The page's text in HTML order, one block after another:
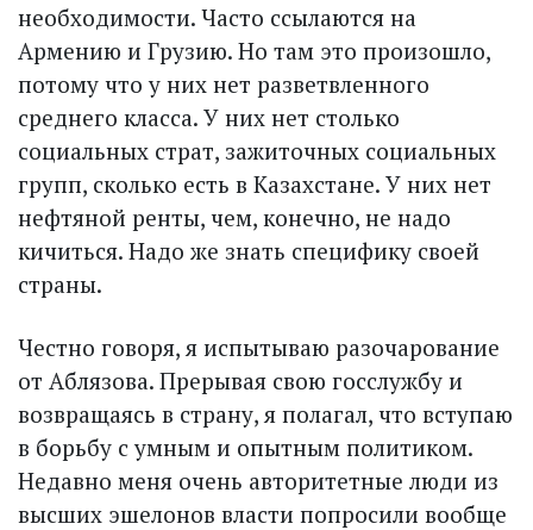
необходимости. Часто ссылаются на
Армению и Грузию. Но там это произошло,
потому что у них нет разветвленного
среднего класса. У них нет столько
социальных страт, зажиточных социальных
групп, сколько есть в Казахстане. У них нет
нефтяной ренты, чем, конечно, не надо
кичиться. Надо же знать специфику своей
страны.
Честно говоря, я испытываю разочарование
от Аблязова. Прерывая свою госслужбу и
возвращаясь в страну, я полагал, что вступаю
в борьбу с умным и опытным политиком.
Недавно меня очень авторитетные люди из
высших эшелонов власти попросили вообще